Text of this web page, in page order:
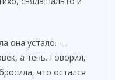
она устало. —
а тень. Говорил,
что остался